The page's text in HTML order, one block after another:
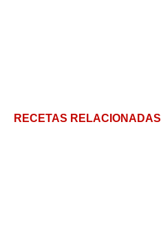
RECETAS RELACIONADAS